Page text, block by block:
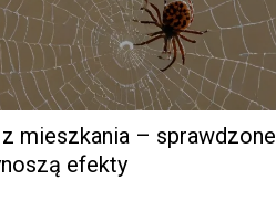
mieszkania – sprawdzone
efekty